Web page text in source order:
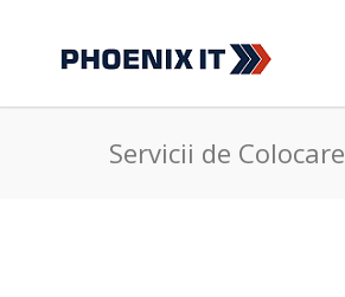
Servicii de Colocare